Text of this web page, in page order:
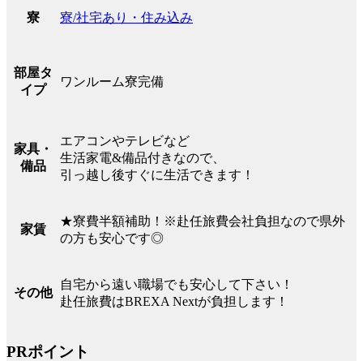
寮 寮/社宅あり・住み込み
部屋タ
イプ
ワンルーム寮完備
家具・
備品
エアコンやテレビなど
生活家電&備品付きなので、
引っ越し後すぐに生活できます！
家賃
★寮費半額補助！※赴任旅費会社負担なので県外
の方も安心です◎
その他
自宅から遠い職場でも安心して下さい！
赴任旅費はBREXA Nextが負担します！
PRポイント